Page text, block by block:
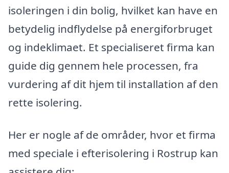
isoleringen i din bolig, hvilket kan have en
betydelig indflydelse på energiforbruget
og indeklimaet. Et specialiseret firma kan
guide dig gennem hele processen, fra
vurdering af dit hjem til installation af den
rette isolering.
Her er nogle af de områder, hvor et firma
med speciale i efterisolering i Rostrup kan